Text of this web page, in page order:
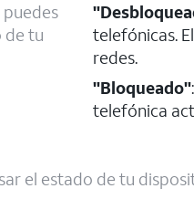
puedes
de tu
telefónicas.
redes.
"Bloqueado"
telefónica
el estado de tu